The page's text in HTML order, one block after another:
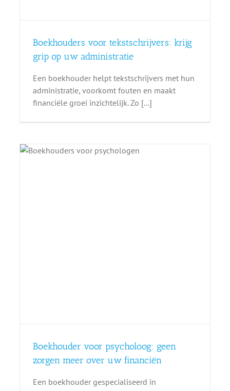
Boekhouders voor tekstschrijvers: krijg
grip op uw administratie
Een boekhouder helpt tekstschrijvers met hun
administratie, voorkomt fouten en maakt
financiële groei inzichtelijk. Zo [...]
Boekhouder voor psycholoog: geen
zorgen meer over uw financiën
Een boekhouder gespecialiseerd in